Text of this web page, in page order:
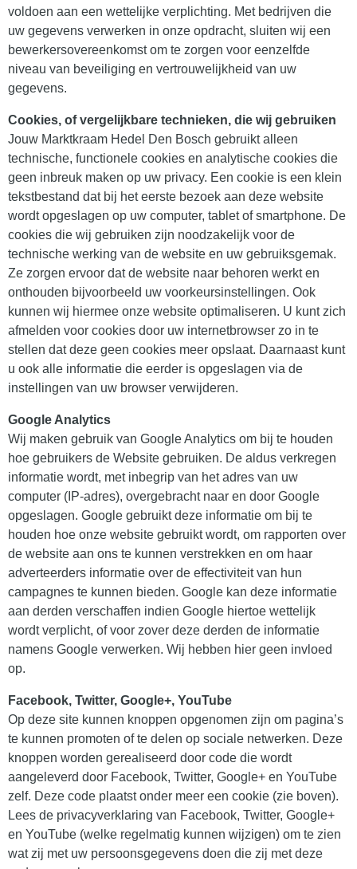
voldoen aan een wettelijke verplichting. Met bedrijven die
uw gegevens verwerken in onze opdracht, sluiten wij een
bewerkersovereenkomst om te zorgen voor eenzelfde
niveau van beveiliging en vertrouwelijkheid van uw
gegevens.
Cookies, of vergelijkbare technieken, die wij gebruiken
Jouw Marktkraam Hedel Den Bosch gebruikt alleen
technische, functionele cookies en analytische cookies die
geen inbreuk maken op uw privacy. Een cookie is een klein
tekstbestand dat bij het eerste bezoek aan deze website
wordt opgeslagen op uw computer, tablet of smartphone. De
cookies die wij gebruiken zijn noodzakelijk voor de
technische werking van de website en uw gebruiksgemak.
Ze zorgen ervoor dat de website naar behoren werkt en
onthouden bijvoorbeeld uw voorkeursinstellingen. Ook
kunnen wij hiermee onze website optimaliseren. U kunt zich
afmelden voor cookies door uw internetbrowser zo in te
stellen dat deze geen cookies meer opslaat. Daarnaast kunt
u ook alle informatie die eerder is opgeslagen via de
instellingen van uw browser verwijderen.
Google Analytics
Wij maken gebruik van Google Analytics om bij te houden
hoe gebruikers de Website gebruiken. De aldus verkregen
informatie wordt, met inbegrip van het adres van uw
computer (IP-adres), overgebracht naar en door Google
opgeslagen. Google gebruikt deze informatie om bij te
houden hoe onze website gebruikt wordt, om rapporten over
de website aan ons te kunnen verstrekken en om haar
adverteerders informatie over de effectiviteit van hun
campagnes te kunnen bieden. Google kan deze informatie
aan derden verschaffen indien Google hiertoe wettelijk
wordt verplicht, of voor zover deze derden de informatie
namens Google verwerken. Wij hebben hier geen invloed
op.
Facebook, Twitter, Google+, YouTube
Op deze site kunnen knoppen opgenomen zijn om pagina’s
te kunnen promoten of te delen op sociale netwerken. Deze
knoppen worden gerealiseerd door code die wordt
aangeleverd door Facebook, Twitter, Google+ en YouTube
zelf. Deze code plaatst onder meer een cookie (zie boven).
Lees de privacyverklaring van Facebook, Twitter, Google+
en YouTube (welke regelmatig kunnen wijzigen) om te zien
wat zij met uw persoonsgegevens doen die zij met deze